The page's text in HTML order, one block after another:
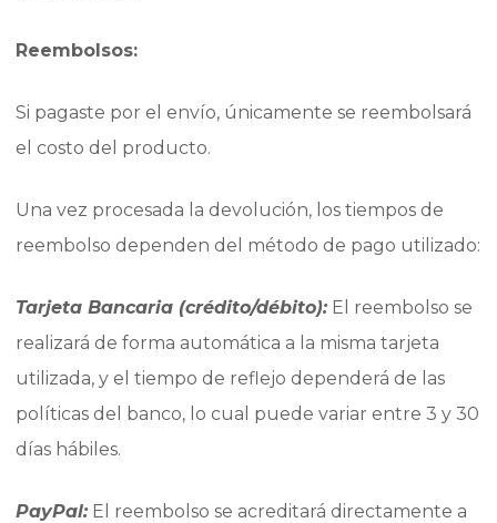
Reembolsos:
Si pagaste por el envío, únicamente se reembolsará
el costo del producto.
Una vez procesada la devolución, los tiempos de
reembolso dependen del método de pago utilizado:
Tarjeta Bancaria (crédito/débito):El reembolso se
realizará de forma automática a la misma tarjeta
utilizada, y el tiempo de reflejo dependerá de las
políticas del banco, lo cual puede variar entre 3 y 30
días hábiles.
PayPal:El reembolso se acreditará directamente a